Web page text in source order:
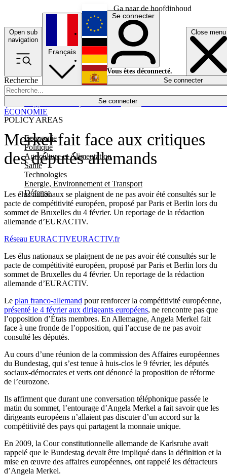
Ga naar de hoofdinhoud
Open sub
navigation
Close menu
Recherche
Se connecter
POLICY AREAS
Economie
Politique
Agriculture et Alimentation
Santé
Technologies
Energie, Environnement et Transport
Défense
Économie
Français
English
Deutsch
Español
Se connecter
Vous êtes déconnecté.
Se connecter
Merkel fait face aux critiques
des députés allemands
Les élus nationaux se plaignent de ne pas avoir été consultés sur le
pacte de compétitivité européen, proposé par Paris et Berlin lors du
sommet de Bruxelles du 4 février. Un reportage de la rédaction
allemande d’EURACTIV.
ÉCONOMIE
Réseau EURACTIVEURACTIV.fr
Les élus nationaux se plaignent de ne pas avoir été consultés sur le
pacte de compétitivité européen, proposé par Paris et Berlin lors du
sommet de Bruxelles du 4 février. Un reportage de la rédaction
allemande d’EURACTIV.
Le plan franco-allemand pour renforcer la compétitivité européenne,
présenté le 4 février aux dirigeants européens, ne rencontre pas que
l’opposition d’États membres. En Allemagne, Angela Merkel fait
face à une fronde de l’opposition, qui l’accuse de ne pas avoir
consulté les députés.
Au cours d’une réunion de la commission des Affaires européennes
du Bundestag, qui s’est tenue à huis-clos le 9 février, les députés
sociaux-démocrates et verts ont dénoncé la proposition de réforme
de l’eurozone.
Ils affirment que durant une conversation téléphonique passée le
matin du sommet, l’entourage d’Angela Merkel a fait savoir que les
dirigeants européens n’allaient pas discuter d’un accord sur la
compétitivité des pays qui partagent la monnaie unique.
En 2009, la Cour constitutionnelle allemande de Karlsruhe avait
rappelé que le Bundestag devait être impliqué dans la définition et la
mise en œuvre des affaires européennes, ont rappelé les détracteurs
d’Angela Merkel.